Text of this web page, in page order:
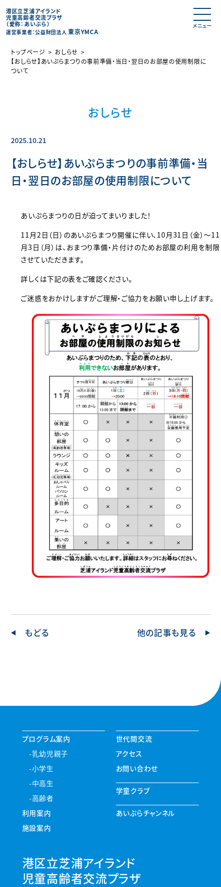
港区立芝浦アイランド
児童高齢者交流プラザ
（愛称：あいぷら）
運営事業者：公益財団法人東京YMCA
トップページ
おしらせ
【おしらせ】あいぷらまつりの事前準備・当日・翌日のお部屋の使用制限に
ついて
おしらせ
2025.10.21
【おしらせ】あいぷらまつりの事前準備・当
日・翌日のお部屋の使用制限について
あいぷらまつりの日が迫ってまいりました！
11月2日（日）のあいぷらまつり開催に伴い、10月31日（金）～11
月3日（月）は、おまつり準備・片付けのためお部屋の利用を制限
させていただきます。
詳しくは下記の表をご確認ください。
ご迷惑をおかけしますがご理解・ご協力をお願い申し上げます。
もどる 他の記事も見る
プログラム案内
乳幼児親子
小学生
中高生
高齢者
利用案内
施設案内
世代間交流
アクセス
お問い合わせ
学童クラブ
あいぷらチャンネル
港区立芝浦アイランド
児童高齢者交流プラザ